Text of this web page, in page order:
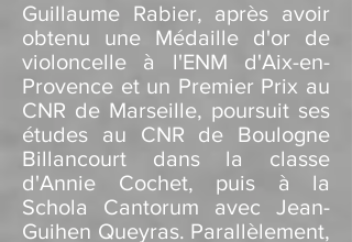
Guillaume Rabier, après avoir
obtenu une Médaille d'or de
violoncelle à l'ENM d'Aix-en-
Provence et un Premier Prix au
CNR de Marseille, poursuit ses
études au CNR de Boulogne
Billancourt dans la classe
d'Annie Cochet, puis à la
Schola Cantorum avec Jean-
Guihen Queyras. Parallèlement,